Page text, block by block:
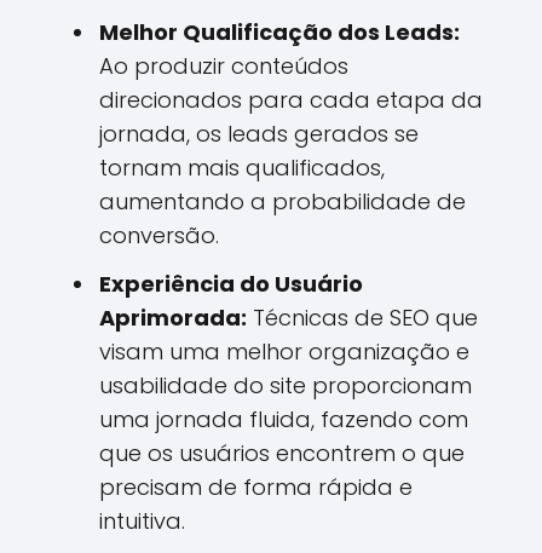
Melhor Qualificação dos Leads:
Ao produzir conteúdos
direcionados para cada etapa da
jornada, os leads gerados se
tornam mais qualificados,
aumentando a probabilidade de
conversão.
Experiência do Usuário
Aprimorada: Técnicas de SEO que
visam uma melhor organização e
usabilidade do site proporcionam
uma jornada fluida, fazendo com
que os usuários encontrem o que
precisam de forma rápida e
intuitiva.